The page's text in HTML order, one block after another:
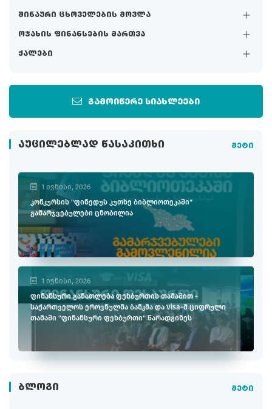
შინაური ცხოველების მოვლა
ოჯახის ფინანსების მართვა
ქალები
გამოიწერე სიახლეები
ᲐᲣᲪᲘᲚᲔᲑᲚᲐᲓ ᲬᲐᲡᲐᲙᲘᲗᲮᲘ მეტი
1 ივნისი, 2026
კონკურსის "ფინედუს კუთხე ბიბლიოთეკაში"
გამარჯვებულები ცნობილია
1 ივნისი, 2026
ფინანსური განათლება ფეხბურთის თამაშით -
საქართველოს ეროვნულმა ბანკმა და Visa-მ ციფრული
თამაში "ფინანსური ფეხბურთი" წარადგინეს
ᲑᲚᲝᲒᲘ მეტი